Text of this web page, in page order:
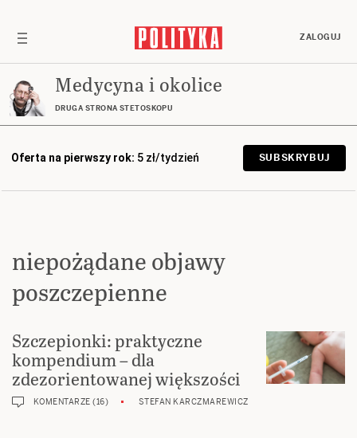
ZALOGUJ
Medycyna i okolice
DRUGA STRONA STETOSKOPU
Oferta na pierwszy rok: 5 zł/tydzień SUBSKRYBUJ
niepożądane objawy
poszczepienne
Szczepionki: praktyczne
kompendium – dla
zdezorientowanej większości
KOMENTARZE (16) STEFAN KARCZMAREWICZ